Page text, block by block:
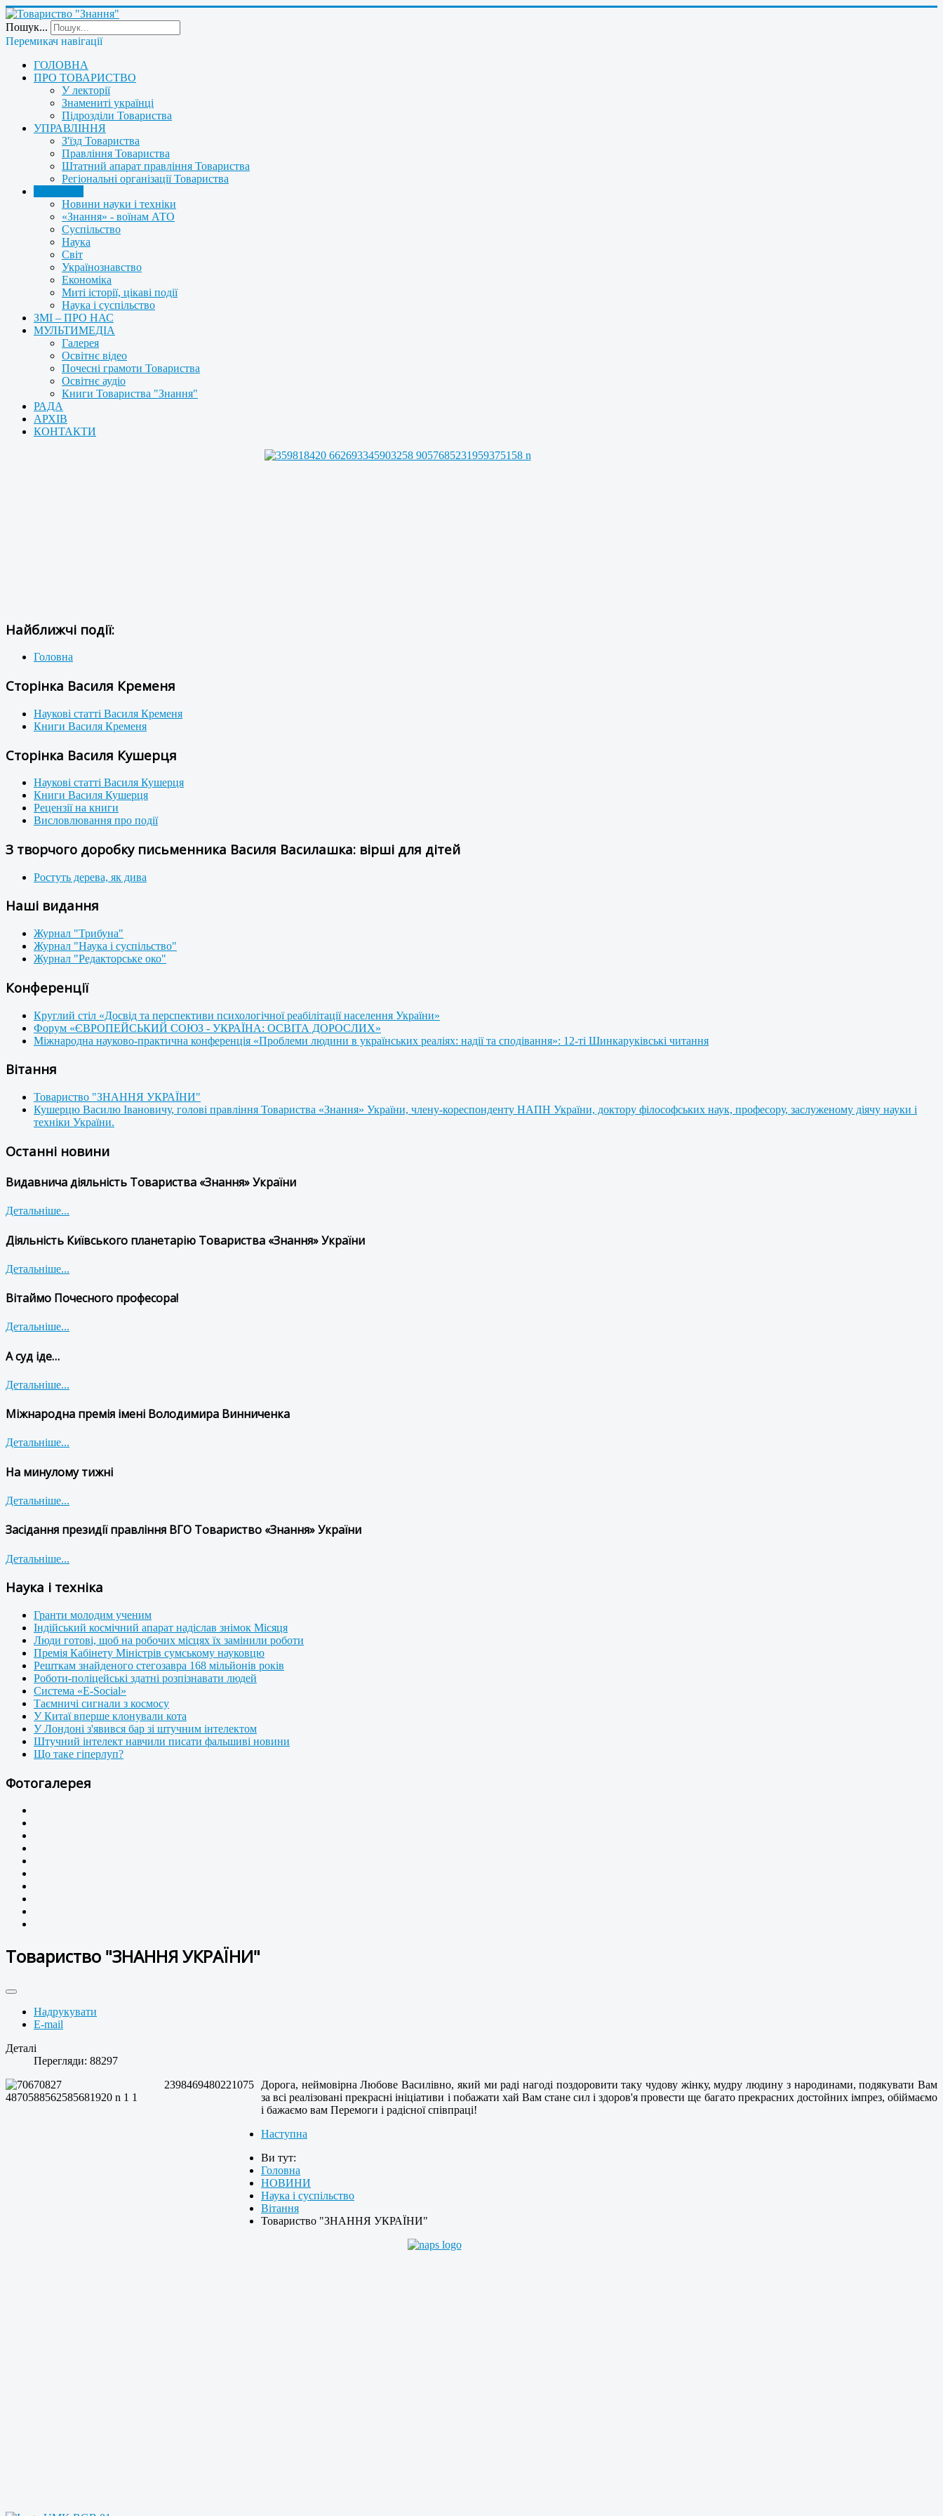
Пошук...
Перемикач навігації
ГОЛОВНА
ПРО ТОВАРИСТВО
У лекторії
Знамениті українці
Підрозділи Товариства
УПРАВЛІННЯ
З'їзд Товариства
Правління Товариства
Штатний апарат правління Товариства
Регіональні організації Товариства
Новини науки і техніки
«Знання» - воїнам АТО
Суспільство
Наука
Світ
Українознавство
Економіка
Миті історії, цікаві події
Наука і суспільство
ЗМІ – ПРО НАС
МУЛЬТИМЕДІА
Галерея
Освітнє відео
Почесні грамоти Товариства
Освітнє аудіо
Книги Товариства "Знання"
РАДА
АРХІВ
КОНТАКТИ
Найближчі події:
Головна
Сторінка Василя Кременя
Наукові статті Василя Кременя
Книги Василя Кременя
Сторінка Василя Кушерця
Наукові статті Василя Кушерця
Книги Василя Кушерця
Рецензії на книги
Висловлювання про події
З творчого доробку письменника Василя Василашка: вірші для дітей
Ростуть дерева, як дива
Наші видання
Журнал "Трибуна"
Журнал "Наука і суспільство"
Журнал "Редакторське око"
Конференції
Круглий стіл «Досвід та перспективи психологічної реабілітації населення України»
Форум «ЄВРОПЕЙСЬКИЙ СОЮЗ - УКРАЇНА: ОСВІТА ДОРОСЛИХ»
Міжнародна науково-практична конференція «Проблеми людини в українських реаліях: надії та сподівання»: 12-ті Шинкаруківські читання
Вітання
Товариство "ЗНАННЯ УКРАЇНИ"
Кушерцю Василю Івановичу, голові правління Товариства «Знання» України, члену-кореспонденту НАПН України, доктору філософських наук, професору, заслуженому діячу науки і
техніки України.
Останні новини
Видавнича діяльність Товариства «Знання» України
Детальніше...
Діяльність Київського планетарію Товариства «Знання» України
Детальніше...
Вітаймо Почесного професора!
Детальніше...
А суд іде…
Детальніше...
Міжнародна премія імені Володимира Винниченка
Детальніше...
На минулому тижні
Детальніше...
Засідання президії правління ВГО Товариство «Знання» України
Детальніше...
Наука і техніка
Гранти молодим ученим
Індійський космічний апарат надіслав знімок Місяця
Люди готові, щоб на робочих місцях їх замінили роботи
Премія Кабінету Міністрів сумському науковцю
Решткам знайденого стегозавра 168 мільйонів років
Роботи-поліцейські здатні розпізнавати людей
Система «E-Social»
Таємничі сигнали з космосу
У Китаї вперше клонували кота
У Лондоні з'явився бар зі штучним інтелектом
Штучний інтелект навчили писати фальшиві новини
Що таке гіперлуп?
Фотогалерея
Товариство "ЗНАННЯ УКРАЇНИ"
Надрукувати
E-mail
Деталі
Перегляди: 88297
Дорога, неймовірна Любове Василівно, який ми раді нагоді поздоровити таку чудову жінку, мудру людину з народинами, подякувати Вам
за всі реалізовані прекрасні ініціативи і побажати хай Вам стане сил і здоров'я провести ще багато прекрасних достойних імпрез, обіймаємо
і бажаємо вам Перемоги і радісної співпраці!
Наступна
Ви тут:
Головна
НОВИНИ
Наука і суспільство
Вітання
Товариство "ЗНАННЯ УКРАЇНИ"